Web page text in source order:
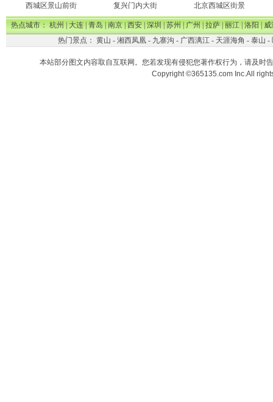
西城区景山前街 复兴门内大街 北京西城区街景
热点城市：杭州|大连|青岛|南京|西安|深圳|苏州|广州|拉萨|丽江|洛阳|威
热门景点： 黄山 - 湘西凤凰- 九寨沟 - 广西漓江- 天涯海角 - 泰山 -
本站部分图文内容取自互联网。您若发现有侵犯您著作权行为，请及时
Copyright ©365135.com Inc.All